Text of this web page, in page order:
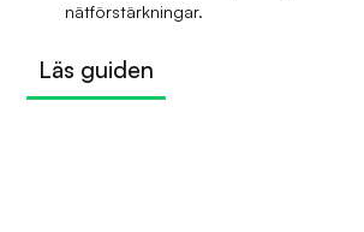
nätförstärkningar.
Läs guiden